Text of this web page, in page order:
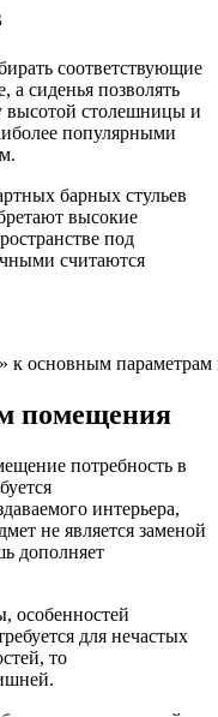
соответствующие
сиденья позволять
высотой столешницы и
популярными
барных стульев
высокие
под
считаются
к основным параметрам
помещения
потребность в
интерьера,
не является заменой
дополняет
особенностей
для нечастых
то